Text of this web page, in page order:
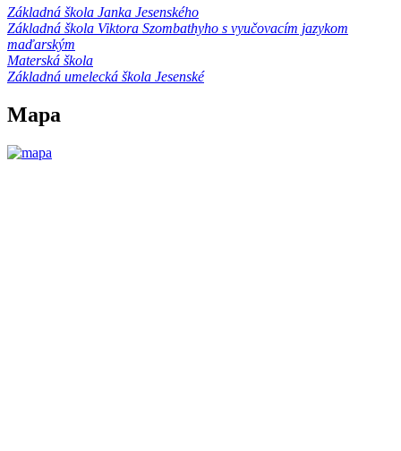
Základná škola Janka Jesenského
Základná škola Viktora Szombathyho s vyučovacím jazykom
maďarským
Materská škola
Základná umelecká škola Jesenské
Mapa